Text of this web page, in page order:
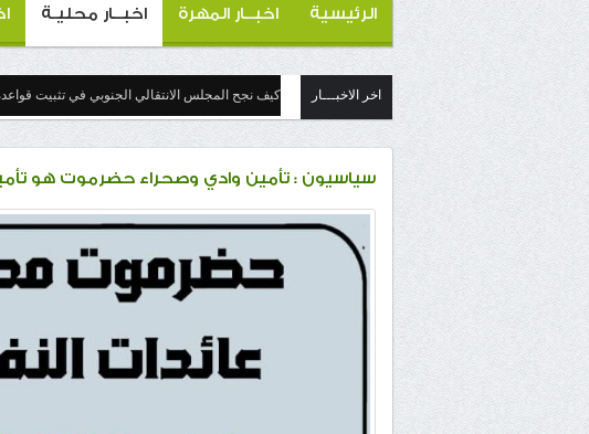
الرئيسية اخبــار المهرة اخبــار محليـة
اخر الاخبـــار كيف نجح المجلس الانتقالي الجنوبي في تثبيت
سياسيون : تأمين وادي وصحراء حضرموت هو